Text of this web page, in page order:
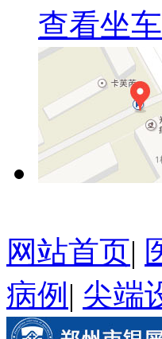
查看坐
网站首页|
病例 | 尖端